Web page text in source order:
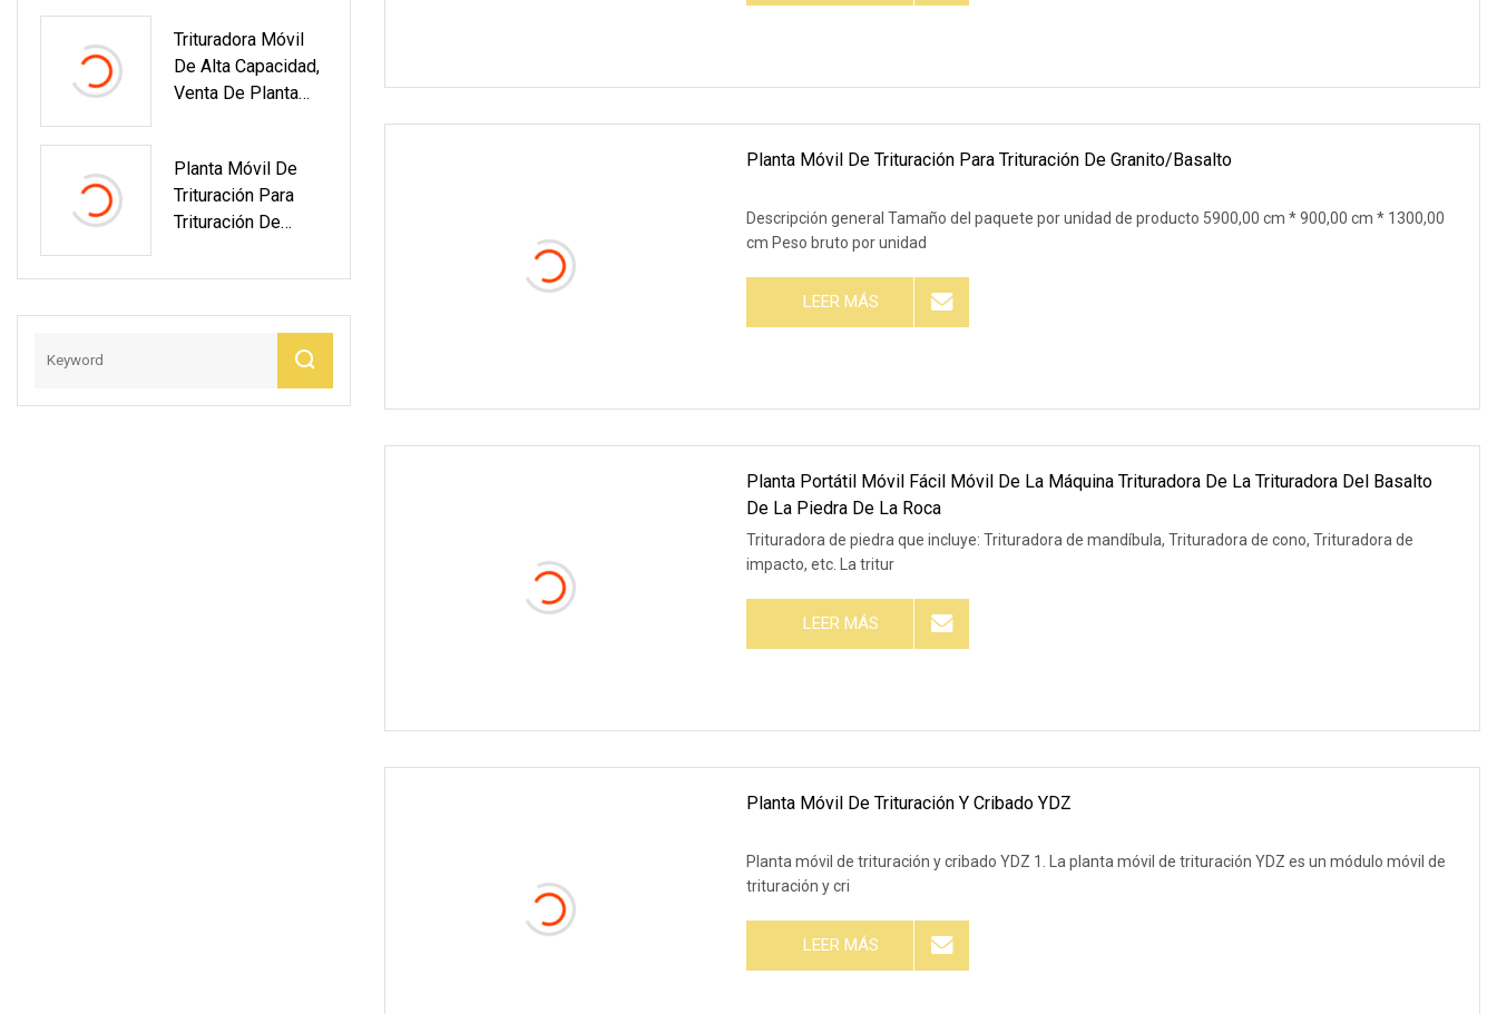
Trituradora Móvil
De Alta Capacidad,
Venta De Planta
Planta Trituradora
Móvil
Planta Móvil De
Trituración Para
Trituración De
Planta Móvil De Trituración Para Trituración De Granito/basalto
Descripción general Tamaño del paquete por unidad de producto 5900,00 cm * 900,00 cm * 1300,00
cm Peso bruto por unidad
LEER MÁS
Planta Portátil Móvil Fácil Móvil De La Máquina Trituradora De La Trituradora Del Basalto
De La Piedra De La Roca
Trituradora de piedra que incluye: Trituradora de mandíbula, Trituradora de cono, Trituradora de
impacto, etc. La tritur
LEER MÁS
Planta Móvil De Trituración Y Cribado YDZ
Planta móvil de trituración y cribado YDZ 1. La planta móvil de trituración YDZ es un módulo móvil de
trituración y cri
LEER MÁS